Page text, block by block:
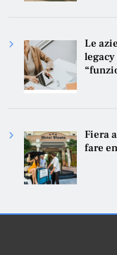
Le
Fiera
fare